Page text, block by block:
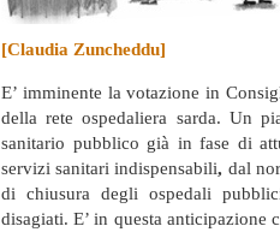
[Claudia Zuncheddu]
E’ imminente la votazione in
della rete ospedaliera sarda. Un
sanitario pubblico già in fase di
servizi sanitari indispensabili, dal
di chiusura degli ospedali
disagiati. E’ in questa